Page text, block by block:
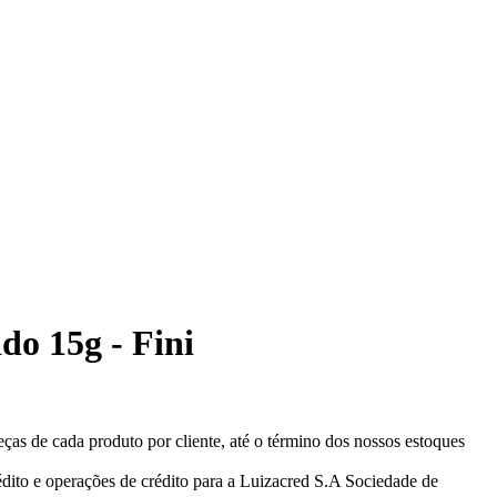
15g - Fini
de cada produto por cliente, até o término dos nossos estoques
e operações de crédito para a Luizacred S.A Sociedade de